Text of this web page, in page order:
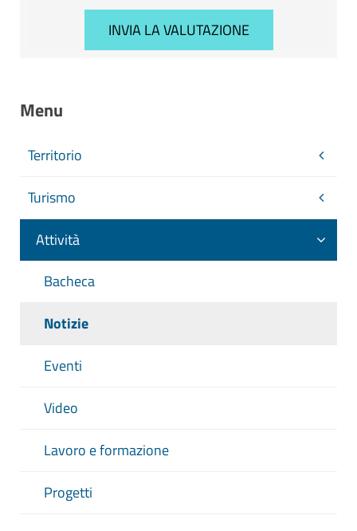
Menu
Territorio
Turismo
Attività
Bacheca
Notizie
Eventi
Video
Lavoro e formazione
Progetti